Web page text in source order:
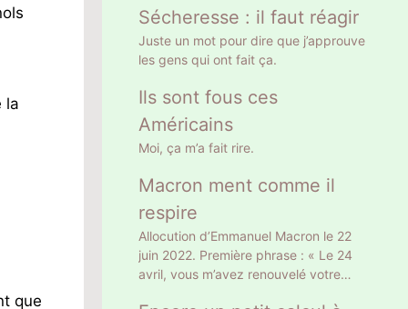
la
que
Sécheresse : il faut réagir
Juste un mot pour dire que j’approuve
les gens qui ont fait ça.
Ils sont fous ces
Américains
Moi, ça m’a fait rire.
Macron ment comme il
respire
Allocution d’Emmanuel Macron le 22
juin 2022. Première phrase : « Le 24
avril, vous m’avez renouvelé votre